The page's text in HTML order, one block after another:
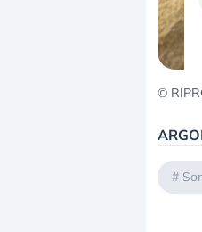
©
#